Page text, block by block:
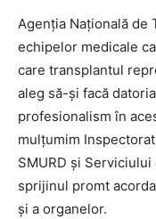
Agenţia Naţională de
echipelor medicale
care transplantul
aleg să-şi facă
profesionalism în
mulţumim
SMURD şi
sprijinul promt
şi a organelor.